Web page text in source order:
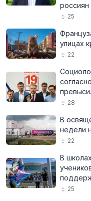
россиян
25
улицах
22
28
В
недели
22
В
25